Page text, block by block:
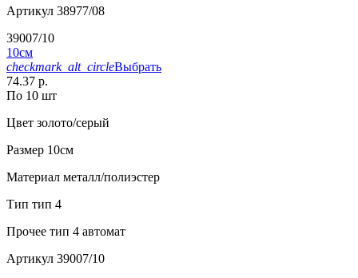
Артикул 38977/08
39007/10
10см
checkmark_alt_circleВыбрать
74.37 р.
По 10 шт
Цвет золото/серый
Размер 10см
Материал металл/полиэстер
Тип тип 4
Прочее тип 4 автомат
Артикул 39007/10